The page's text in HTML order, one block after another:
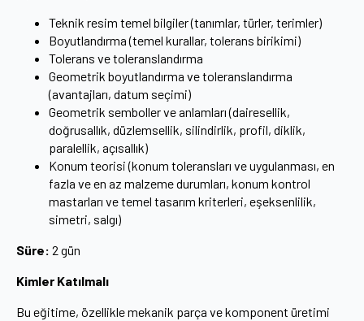
Teknik resim temel bilgiler (tanımlar, türler, terimler)
Boyutlandırma (temel kurallar, tolerans birikimi)
Tolerans ve toleranslandırma
Geometrik boyutlandırma ve toleranslandırma
(avantajları, datum seçimi)
Geometrik semboller ve anlamları (dairesellik,
doğrusallık, düzlemsellik, silindirlik, profil, diklik,
paralellik, açısallık)
Konum teorisi (konum toleransları ve uygulanması, en
fazla ve en az malzeme durumları, konum kontrol
mastarları ve temel tasarım kriterleri, eşeksenlilik,
simetri, salgı)
Süre: 2 gün
Kimler Katılmalı
Bu eğitime, özellikle mekanik parça ve komponent üretimi